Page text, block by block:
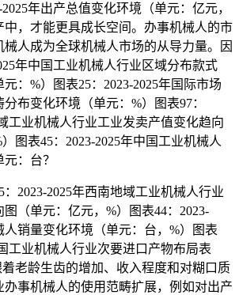
年出产总值变化环境（单元：亿元，
中，才能更具成长空间。办事机械人的市
人成为全球机械人市场的从导力量。因
年中国工业机械人行业区域分布款式
元：%）图表25：2023-2025年国际市场
布变化环境（单元：%）图表97：
工业机械人行业工业发卖产值变化趋向
图表45：2023-2025年中国工业机械人
：台？
2025年西南地域工业机械人行业
（单元：亿元，%）图表44：2023-
人销量变化环境（单元：台，%）图表
工业机械人行业次要进口产物布局表
着老龄生齿的增加、收入程度和对糊口质
办事机械人的使用范畴扩展，例如对出产